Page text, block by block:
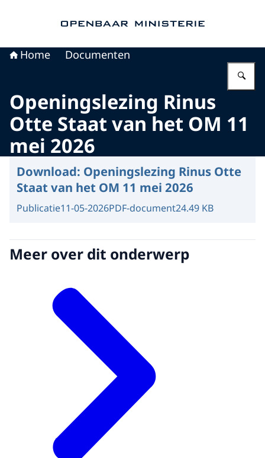
Home Documenten
Openingslezing Rinus
Otte Staat van het OM 11
mei 2026
Download: Openingslezing Rinus Otte
Staat van het OM 11 mei 2026
Publicatie11-05-2026PDF-document24.49 KB
Meer over dit onderwerp